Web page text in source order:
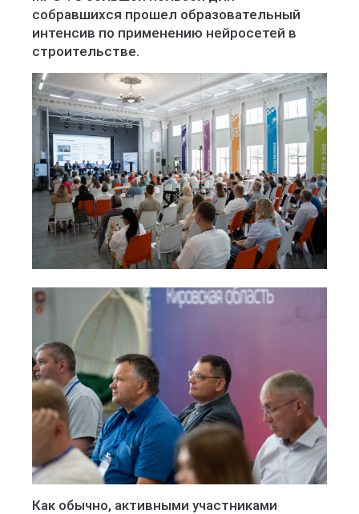
собравшихся прошел образовательный
интенсив по применению нейросетей в
строительстве.
Как обычно, активными участниками